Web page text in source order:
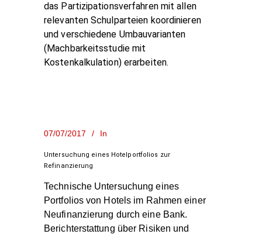
das Partizipationsverfahren mit allen
relevanten Schulparteien koordinieren
und verschiedene Umbauvarianten
(Machbarkeitsstudie mit
Kostenkalkulation) erarbeiten.
07/07/2017 In
Untersuchung eines Hotelportfolios zur
Refinanzierung
Technische Untersuchung eines
Portfolios von Hotels im Rahmen einer
Neufinanzierung durch eine Bank.
Berichterstattung über Risiken und